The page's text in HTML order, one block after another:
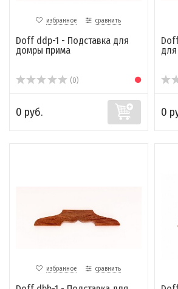
избранное сравнить
Doff ddp-1 - Подставка для
домры прима
(0)
0 руб. 0
избранное сравнить